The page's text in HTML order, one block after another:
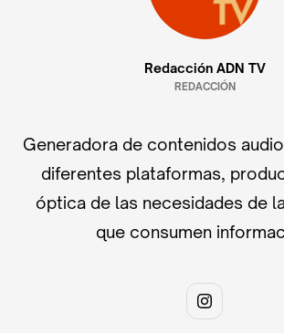
Redacción ADN TV
REDACCIÓN
Generadora de contenidos
diferentes plataformas,
óptica de las necesidades de
que consumen